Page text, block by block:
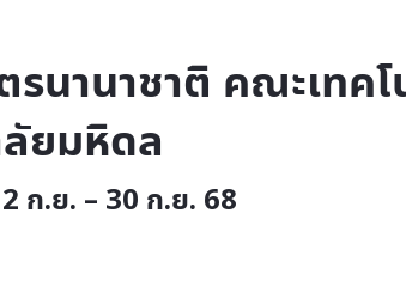
านาชาติ คณะเทคโ
ลัยมหิดล
ก.ย. – 30 ก.ย. 68